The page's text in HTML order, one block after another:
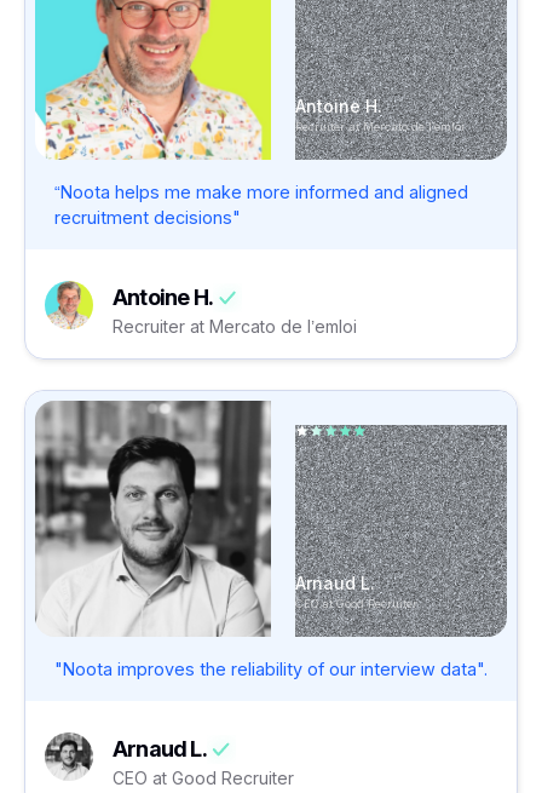
Antoine H.
Recruiter at Mercato de l’emloi
“Noota helps me make more informed and aligned
recruitment decisions"
Antoine H.
Recruiter at Mercato de l’emloi
Arnaud L.
CEO at Good Recruiter
"Noota improves the reliability of our interview data".
Arnaud L.
CEO at Good Recruiter